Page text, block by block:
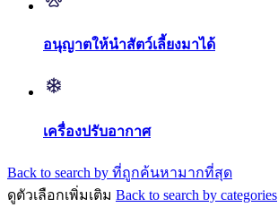
อนุญาตให้นำสัตว์เลี้ยงมาได้
เครื่องปรับอากาศ
Back to search by ที่ถูกค้นหามากที่สุด
ดูตัวเลือกเพิ่มเติม Back to search by categories